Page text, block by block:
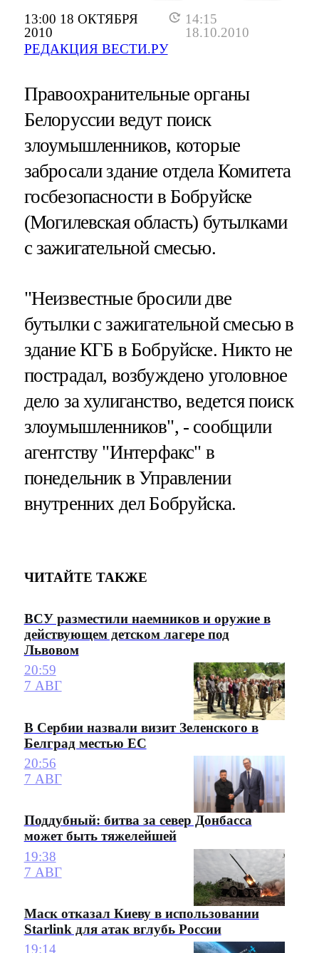
13:00 18 ОКТЯБРЯ
2010
14:15
18.10.2010
РЕДАКЦИЯ ВЕСТИ.РУ
Правоохранительные органы
Белоруссии ведут поиск
злоумышленников, которые
забросали здание отдела Комитета
госбезопасности в Бобруйске
(Могилевская область) бутылками
с зажигательной смесью.
"Неизвестные бросили две
бутылки с зажигательной смесью в
здание КГБ в Бобруйске. Никто не
пострадал, возбуждено уголовное
дело за хулиганство, ведется поиск
злоумышленников", - сообщили
агентству "Интерфакс" в
понедельник в Управлении
внутренних дел Бобруйска.
ЧИТАЙТЕ ТАКЖЕ
ВСУ разместили наемников и оружие в
действующем детском лагере под
Львовом
20:59
7 АВГ
В Сербии назвали визит Зеленского в
Белград местью ЕС
20:56
7 АВГ
Поддубный: битва за север Донбасса
может быть тяжелейшей
19:38
7 АВГ
Маск отказал Киеву в использовании
Starlink для атак вглубь России
19:14